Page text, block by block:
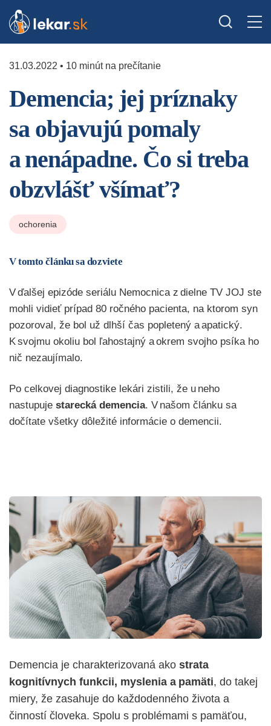
31.03.2022 • 10 minút na prečítanie
Demencia; jej príznaky
sa objavujú pomaly
a nenápadne. Čo si treba
obzvlášť všímať?
ochorenia
V tomto článku sa dozviete
V ďalšej epizóde seriálu Nemocnica z dielne TV JOJ ste
mohli vidieť prípad 80 ročného pacienta, na ktorom syn
pozoroval, že bol už dlhší čas popletený a apatický.
K svojmu okoliu bol ľahostajný a okrem svojho psíka ho
nič nezaujímalo.
Po celkovej diagnostike lekári zistili, že u neho
nastupuje starecká demencia. V našom článku sa
dočítate všetky dôležité informácie o demencii.
Demencia je charakterizovaná ako strata
kognitívnych funkcii, myslenia a pamäti, do takej
miery, že zasahuje do každodenného života a
činností človeka. Spolu s problémami s pamäťou,